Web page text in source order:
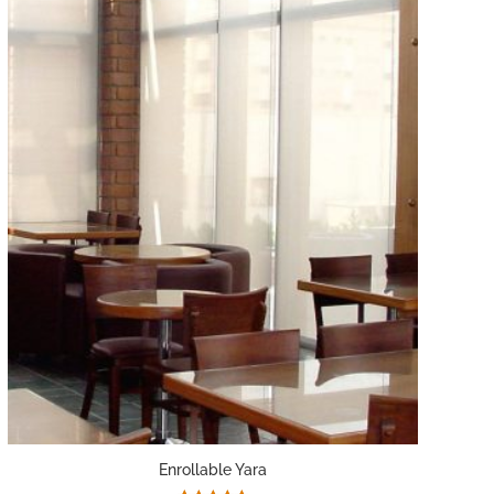
Enrollable Yara